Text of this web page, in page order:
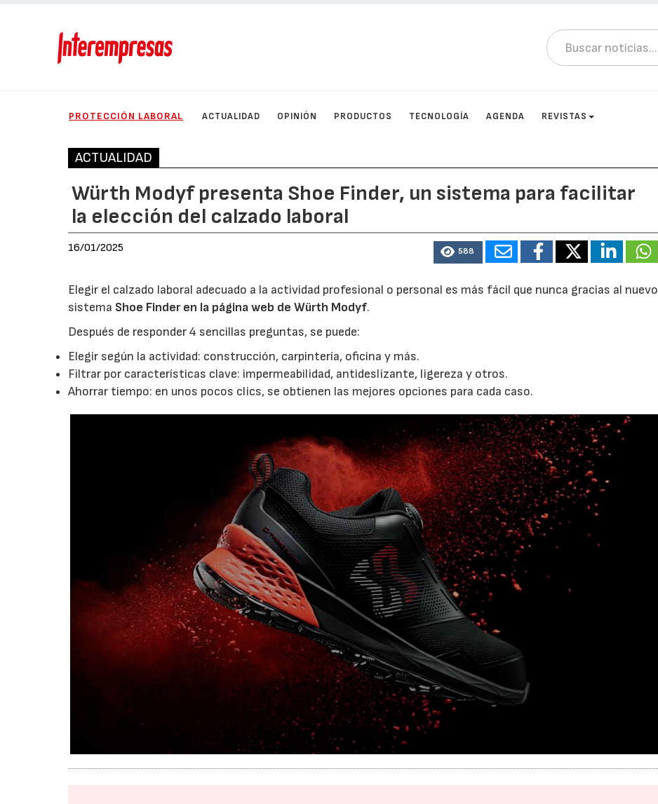
PROTECCIÓN LABORAL ACTUALIDAD OPINIÓN PRODUCTOS TECNOLOGÍA AGENDA REVISTAS
ACTUALIDAD
Würth Modyf presenta Shoe Finder, un sistema para facilitar
la elección del calzado laboral
16/01/2025 588
Elegir el calzado laboral adecuado a la actividad profesional o personal es más fácil que nunca gracias al nuevo
sistema Shoe Finder en la página web de Würth Modyf.
Después de responder 4 sencillas preguntas, se puede:
Elegir según la actividad: construcción, carpintería, oficina y más.
Filtrar por características clave: impermeabilidad, antideslizante, ligereza y otros.
Ahorrar tiempo: en unos pocos clics, se obtienen las mejores opciones para cada caso.